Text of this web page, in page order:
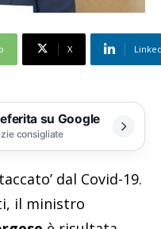
X
su Google
consigliate
dal Covid-19.
il ministro